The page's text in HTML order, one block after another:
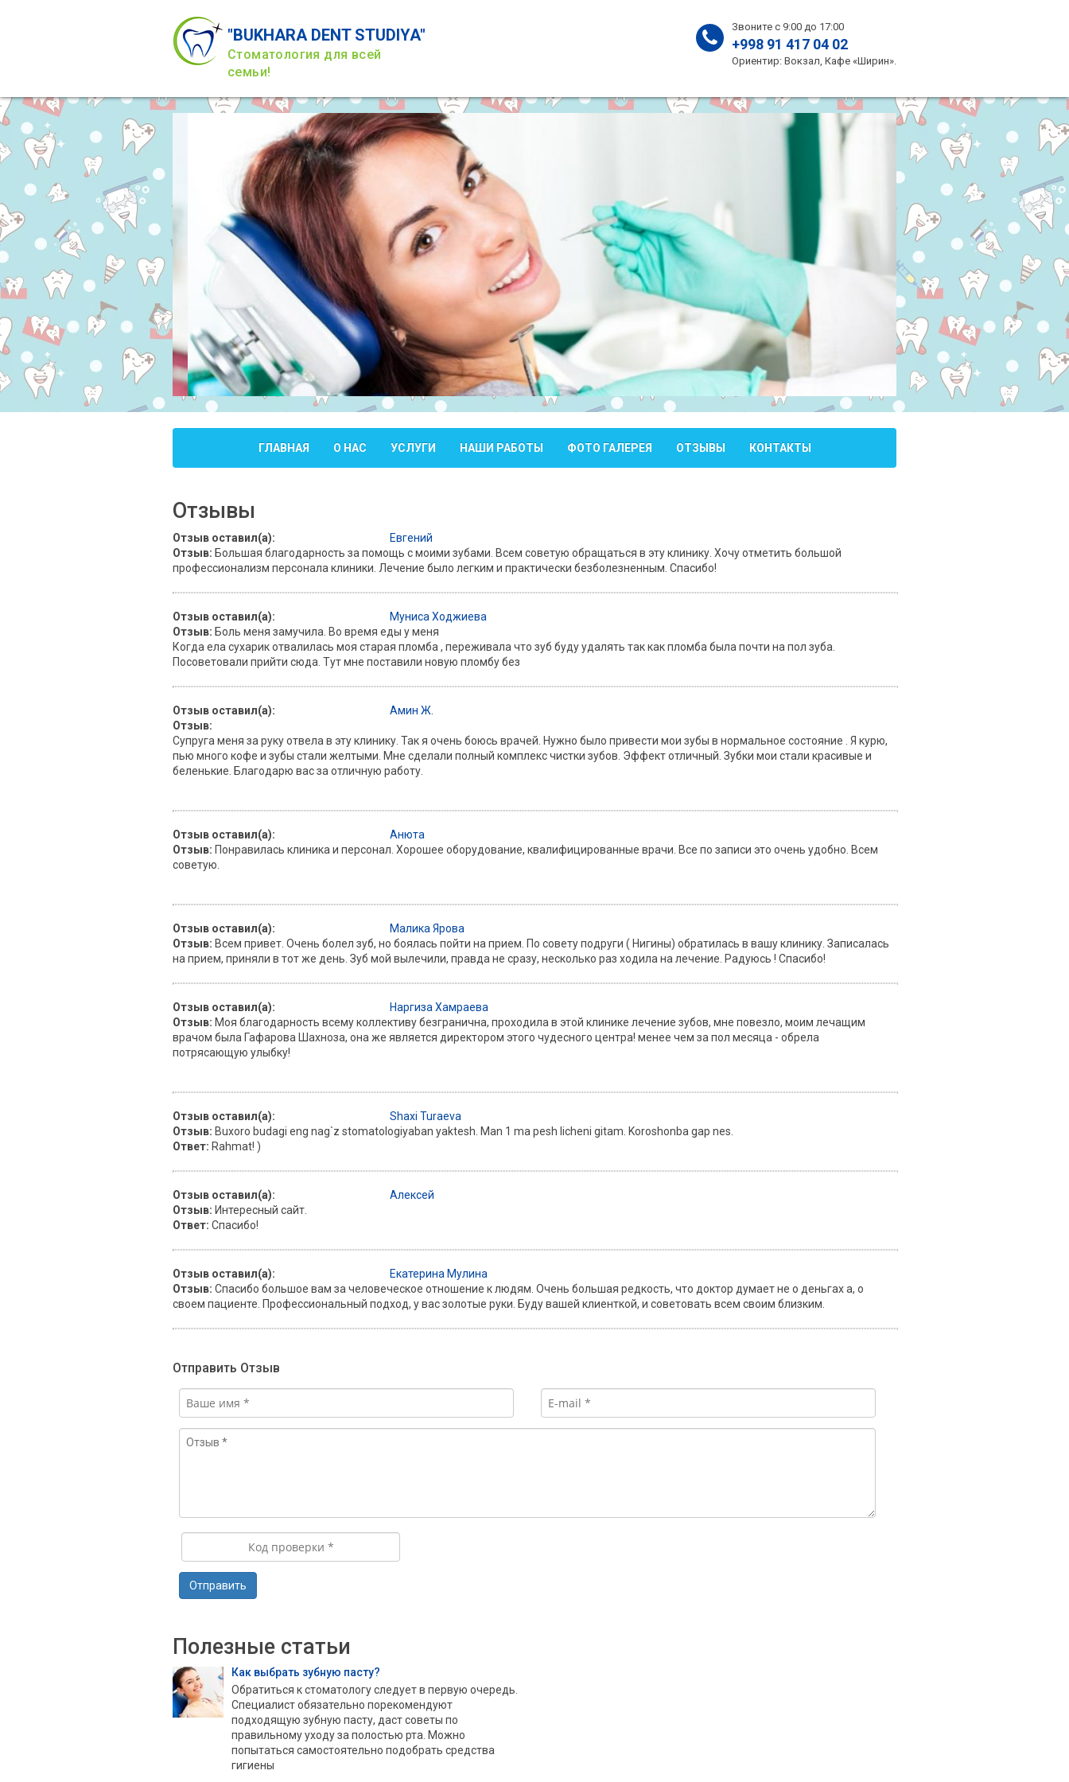
"BUKHARA DENT STUDIYA"
Стоматология для всей
семьи!
Звоните с 9:00 до 17:00
+998 91 417 04 02
Ориентир: Вокзал, Кафе «Ширин».
ГЛАВНАЯ О НАС УСЛУГИ НАШИ РАБОТЫ ФОТО ГАЛЕРЕЯ ОТЗЫВЫ КОНТАКТЫ
Отзывы
Отзыв оставил(а):
Евгений
Отзыв: Большая благодарность за помощь с моими зубами. Всем советую обращаться в эту клинику. Хочу отметить большой
профессионализм персонала клиники. Лечение было легким и практически безболезненным. Спасибо!
Отзыв оставил(а):
Муниса Ходжиева
Отзыв: Боль меня замучила. Во время еды у меня
Когда ела сухарик отвалилась моя старая пломба , переживала что зуб буду удалять так как пломба была почти на пол зуба.
Посоветовали прийти сюда. Тут мне поставили новую пломбу без
Отзыв оставил(а):
Амин Ж.
Отзыв:
Супруга меня за руку отвела в эту клинику. Так я очень боюсь врачей. Нужно было привести мои зубы в нормальное состояние . Я курю,
пью много кофе и зубы стали желтыми. Мне сделали полный комплекс чистки зубов. Эффект отличный. Зубки мои стали красивые и
беленькие. Благодарю вас за отличную работу.
Отзыв оставил(а):
Анюта
Отзыв: Понравилась клиника и персонал. Хорошее оборудование, квалифицированные врачи. Все по записи это очень удобно. Всем
советую.
Отзыв оставил(а):
Малика Ярова
Отзыв: Всем привет. Очень болел зуб, но боялась пойти на прием. По совету подруги ( Нигины) обратилась в вашу клинику. Записалась
на прием, приняли в тот же день. Зуб мой вылечили, правда не сразу, несколько раз ходила на лечение. Радуюсь ! Спасибо!
Отзыв оставил(а):
Наргиза Хамраева
Отзыв: Моя благодарность всему коллективу безгранична, проходила в этой клинике лечение зубов, мне повезло, моим лечащим
врачом была Гафарова Шахноза, она же является директором этого чудесного центра! менее чем за пол месяца - обрела
потрясающую улыбку!
Отзыв оставил(а):
Shaxi Turaeva
Отзыв: Buxoro budagi eng nag`z stomatologiyaban yaktesh. Man 1 ma pesh licheni gitam. Koroshonba gap nes.
Ответ: Rahmat! )
Отзыв оставил(а):
Алексей
Отзыв: Интересный сайт.
Ответ: Спасибо!
Отзыв оставил(а):
Екатерина Мулина
Отзыв: Спасибо большое вам за человеческое отношение к людям. Очень большая редкость, что доктор думает не о деньгах а, о
своем пациенте. Профессиональный подход, у вас золотые руки. Буду вашей клиенткой, и советовать всем своим близким.
Отправить Отзыв
Полезные статьи
Как выбрать зубную пасту?
Обратиться к стоматологу следует в первую очередь.
Специалист обязательно порекомендуют
подходящую зубную пасту, даст советы по
правильному уходу за полостью рта. Можно
попытаться самостоятельно подобрать средства
гигиены